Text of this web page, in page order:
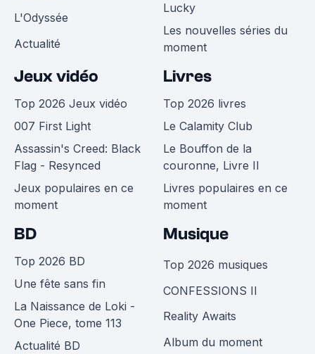
L'Odyssée
Actualité
Lucky
Les nouvelles séries du
moment
Jeux vidéo
Top 2026 Jeux vidéo
007 First Light
Assassin's Creed: Black
Flag - Resynced
Jeux populaires en ce
moment
Livres
Top 2026 livres
Le Calamity Club
Le Bouffon de la
couronne, Livre II
Livres populaires en ce
moment
BD
Top 2026 BD
Une fête sans fin
La Naissance de Loki -
One Piece, tome 113
Actualité BD
Musique
Top 2026 musiques
CONFESSIONS II
Reality Awaits
Album du moment